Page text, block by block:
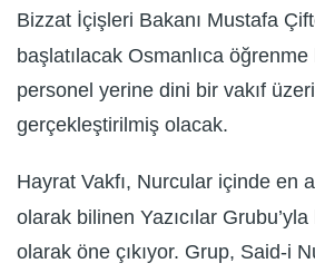
Bizzat İçişleri Bakanı Mustafa
başlatılacak Osmanlıca
personel yerine dini bir vakıf
gerçekleştirilmiş olacak.
Hayrat Vakfı, Nurcular içinde en
olarak bilinen Yazıcılar Grubu’yla
olarak öne çıkıyor. Grup, Said-i